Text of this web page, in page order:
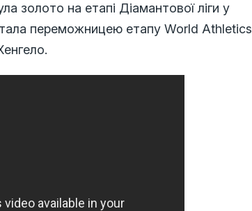
золото на етапі Діамантової ліги у
переможницею етапу World Athletics